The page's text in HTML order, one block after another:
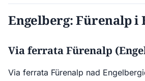
Engelberg: Fürenalp i
Via ferrata Fürenalp
Via ferrata Fürenalp nad